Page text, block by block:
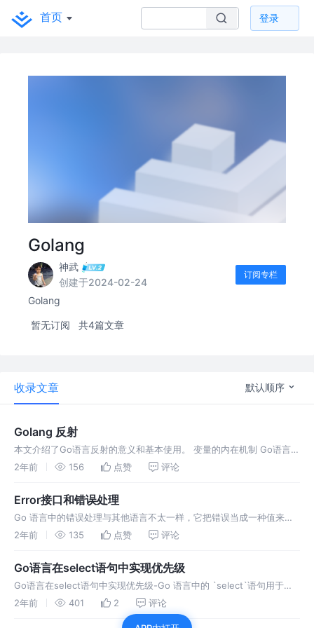
首页 登录
Golang
神武
创建于2024-02-24
订阅专栏
Golang
暂无订阅 共4篇文章
收录文章 默认顺序
Golang 反射
本文介绍了Go语言反射的意义和基本使用。 变量的内在机制 Go语言中
的变量是分为两部分的: 类型信息：预先定义好的元信息。 值信息：程
2年前 156 点赞 评论
Error接口和错误处理
Go 语言中的错误处理与其他语言不太一样，它把错误当成一种值来处
理，更强调判断错误、处理错误，而不是一股脑的 catch 捕获异常。
2年前 135 点赞 评论
Go语言在select语句中实现优先级
Go语言在select语句中实现优先级-Go 语言中的 `select`语句用于监
控并选择一组`case`语句执行相应的代码。
2年前 401 2 评论